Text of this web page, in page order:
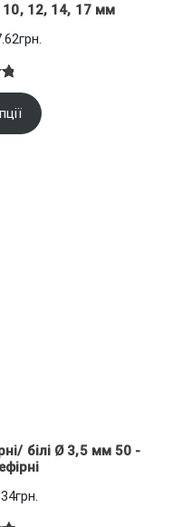
10, 12, 14, 17 мм
грн.
до
білі Ø 3,5 мм 50 -
грн.